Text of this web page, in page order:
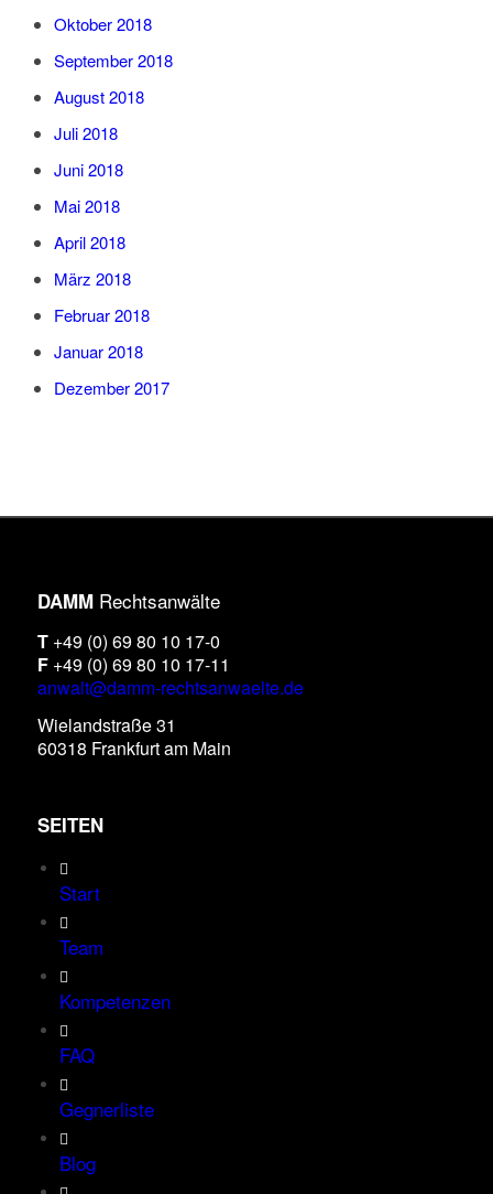
Oktober 2018
September 2018
August 2018
Juli 2018
Juni 2018
Mai 2018
April 2018
März 2018
Februar 2018
Januar 2018
Dezember 2017
DAMMRechtsanwälte
T+49 (0) 69 80 10 17-0
F+49 (0) 69 80 10 17-11
anwalt@damm-rechtsanwaelte.de
Wielandstraße 31
60318 Frankfurt am Main
SEITEN
Start
Team
Kompetenzen
FAQ
Gegnerliste
Blog